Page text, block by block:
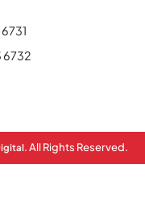
6732
. All Rights Reserved.